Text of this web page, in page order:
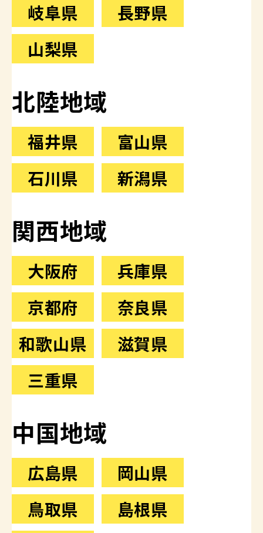
岐阜県
長野県
山梨県
北陸地域
福井県
富山県
石川県
新潟県
関西地域
大阪府
兵庫県
京都府
奈良県
和歌山県
滋賀県
三重県
中国地域
広島県
岡山県
鳥取県
島根県